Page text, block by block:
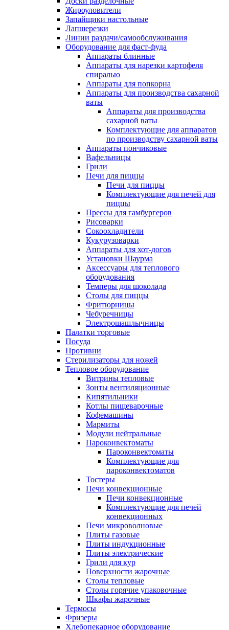
Жироуловители
Запайщики настольные
Лапшерезки
Линии раздачи/самообслуживания
Оборудование для фаст-фуда
Аппараты блинные
Аппараты для нарезки картофеля
спиралью
Аппараты для попкорна
Аппараты для производства сахарной
ваты
Аппараты для производства
сахарной ваты
Комплектующие для аппаратов
по производству сахарной ваты
Аппараты пончиковые
Вафельницы
Грили
Печи для пиццы
Печи для пиццы
Комплектующие для печей для
пиццы
Прессы для гамбургеров
Рисоварки
Сокоохладители
Кукурузоварки
Аппараты для хот-догов
Установки Шаурма
Аксессуары для теплового
оборудования
Темперы для шоколада
Столы для пиццы
Фритюрницы
Чебуречницы
Электрошашлычницы
Палатки торговые
Посуда
Противни
Стерилизаторы для ножей
Тепловое оборудование
Витрины тепловые
Зонты вентиляционные
Кипятильники
Котлы пищеварочные
Кофемашины
Мармиты
Модули нейтральные
Пароконвектоматы
Пароконвектоматы
Комплектующие для
пароконвектоматов
Тостеры
Печи конвекционные
Печи конвекционные
Комплектующие для печей
конвекционных
Печи микроволновые
Плиты газовые
Плиты индукционные
Плиты электрические
Грили для кур
Поверхности жарочные
Столы тепловые
Столы горячие упаковочные
Шкафы жарочные
Термосы
Фризеры
Хлебопекарное оборудование